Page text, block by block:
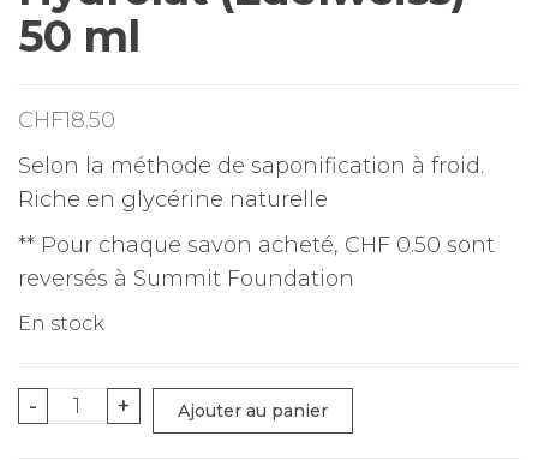
50 ml
CHF18.50
Selon la méthode de saponification à froid.
Riche en glycérine naturelle
** Pour chaque savon acheté, CHF 0.50 sont
reversés à Summit Foundation
En stock
-
quantité
+ Ajouter au panier